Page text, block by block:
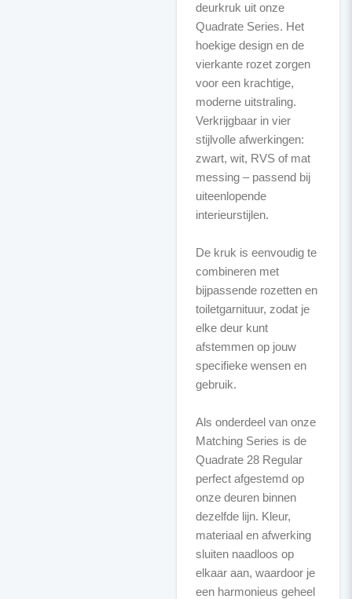
deurkruk uit onze
Quadrate Series. Het
hoekige design en de
vierkante rozet zorgen
voor een krachtige,
moderne uitstraling.
Verkrijgbaar in vier
stijlvolle afwerkingen:
zwart, wit, RVS of mat
messing – passend bij
uiteenlopende
interieurstijlen.
De kruk is eenvoudig te
combineren met
bijpassende rozetten en
toiletgarnituur, zodat je
elke deur kunt
afstemmen op jouw
specifieke wensen en
gebruik.
Als onderdeel van onze
Matching Series is de
Quadrate 28 Regular
perfect afgestemd op
onze deuren binnen
dezelfde lijn. Kleur,
materiaal en afwerking
sluiten naadloos op
elkaar aan, waardoor je
een harmonieus geheel